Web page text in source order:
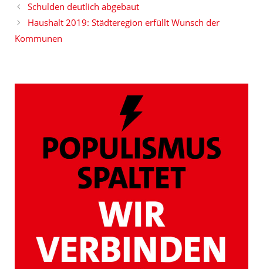
Schulden deutlich abgebaut
Haushalt 2019: Städteregion erfüllt Wunsch der
Kommunen